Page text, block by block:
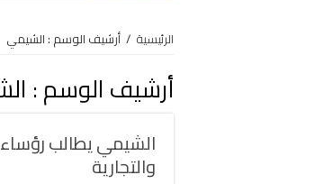
الرئيسية / أرشيف الوسم : الشيمي
أرشيف الوسم :
الشيمي يطالب
والتجارية